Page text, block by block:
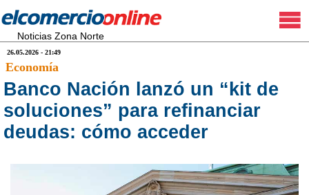
Noticias Zona Norte
26.05.2026 - 21:49
Economía
Banco Nación lanzó un “kit de
soluciones” para refinanciar
deudas: cómo acceder